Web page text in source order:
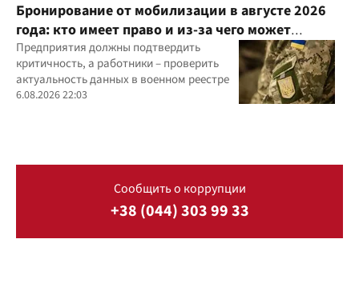
Бронирование от мобилизации в августе 2026
года: кто имеет право и из-за чего может
отказать
Предприятия должны подтвердить
критичность, а работники – проверить
актуальность данных в военном реестре
6.08.2026 22:03
Сообщить о коррупции
+38 (044) 303 99 33